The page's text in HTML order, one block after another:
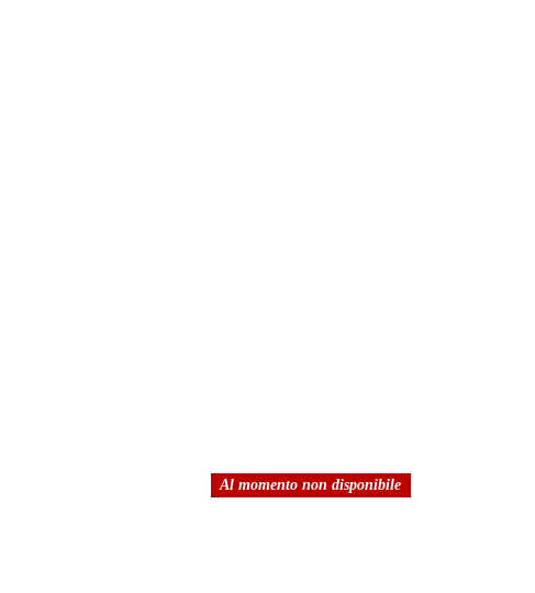
Al momento non disponibile